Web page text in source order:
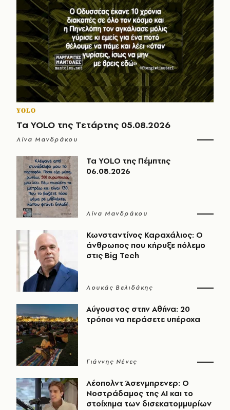
YOLO
Τα YOLO της Τετάρτης 05.08.2026
Λίνα Μανδράκου
Τα YOLO της Πέμπτης
06.08.2026
Λίνα Μανδράκου
Κωνσταντίνος Καραχάλιος: Ο
άνθρωπος που κήρυξε πόλεμο
στις Big Tech
Λουκάς Βελιδάκης
Αύγουστος στην Αθήνα: 20
τρόποι να περάσετε υπέροχα
Γιάννης Νένες
Λέοπολντ Άσενμπρενερ: Ο
Νοστράδαμος της AI και το
στοίχημα των δισεκατομμυρίων